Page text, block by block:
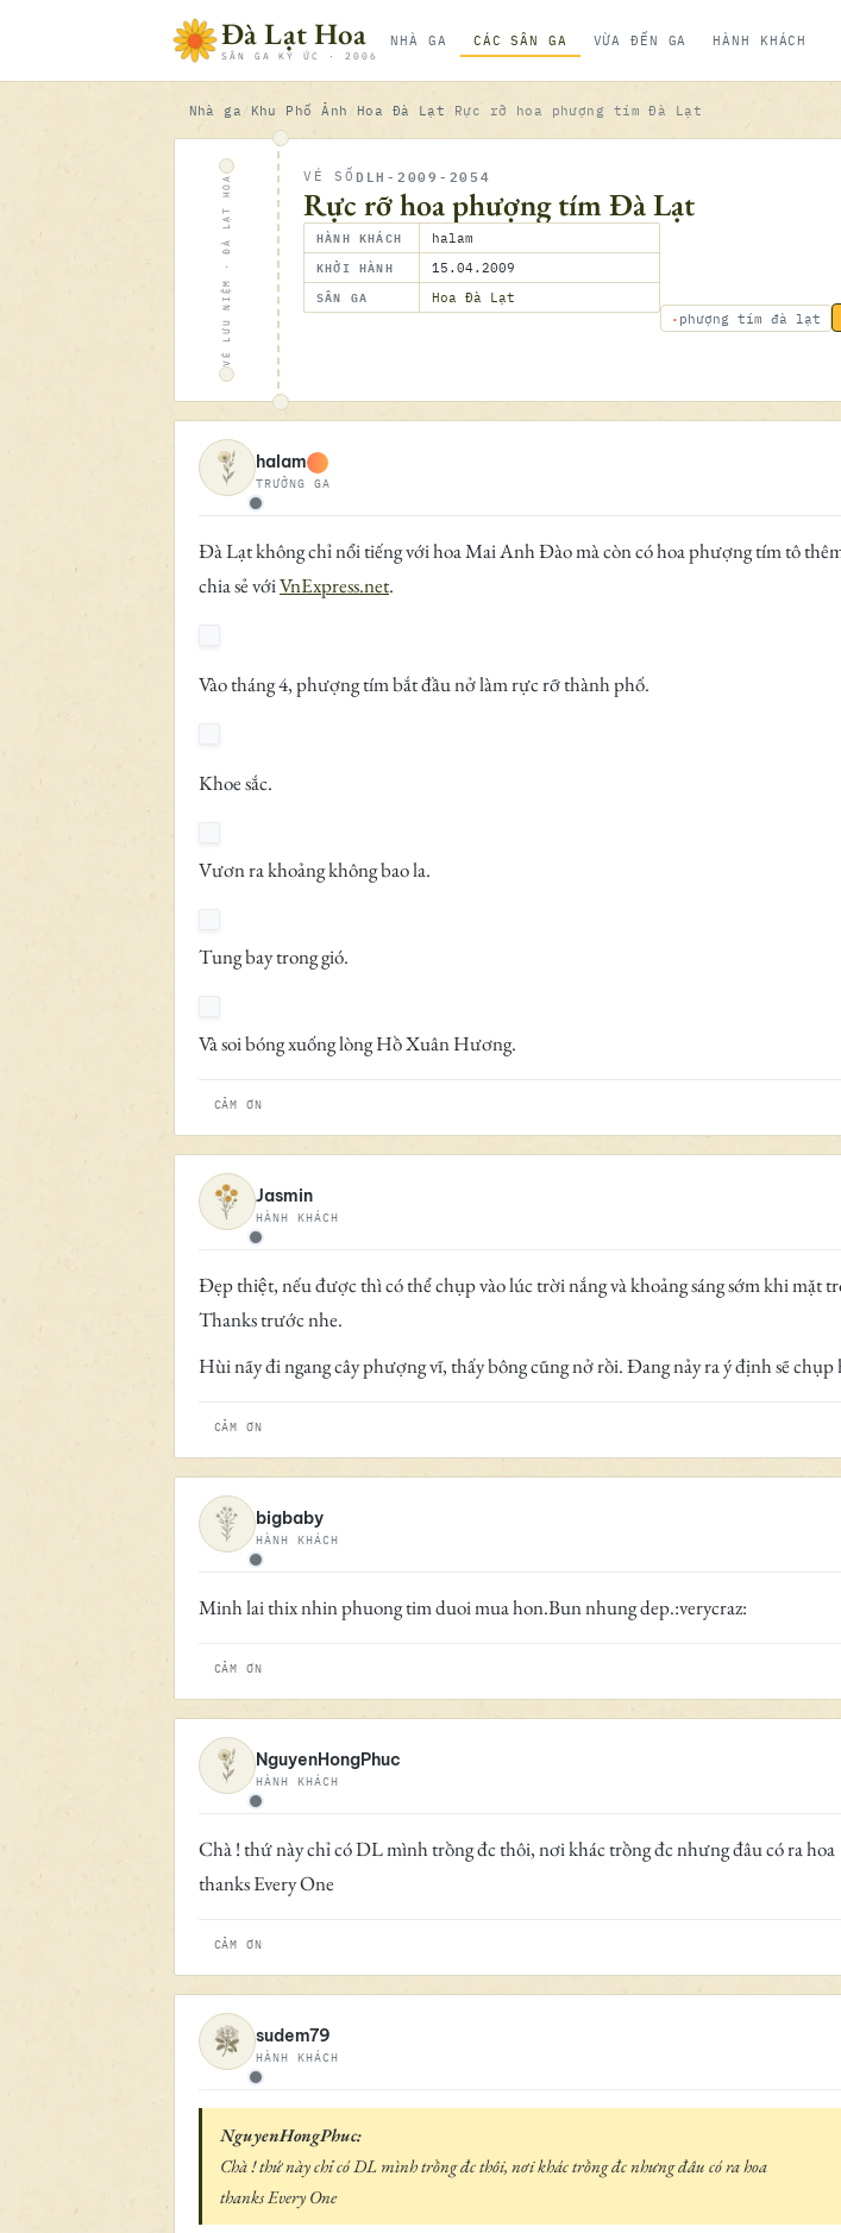
Đà Lạt Hoa
SÂN GA KÝ ỨC · 2006
NHÀ GA CÁC SÂN GA VỪA ĐẾN GA HÀNH KHÁCH
Nhà ga Khu Phố Ảnh Hoa Đà Lạt Rực rỡ hoa phượng tím Đà Lạt
VÉ LƯU NIỆM · ĐÀ LẠT HOA VÉ SỐ DLH-2009-2054
Rực rỡ hoa phượng tím Đà Lạt
HÀNH KHÁCH halam
KHỞI HÀNH 15.04.2009
SÂN GA
Hoa Đà Lạt
phượng tím đà lạt
Ngoại tuyến
halam
TRƯỞNG GA
Đà Lạt không chỉ nổi tiếng với hoa Mai Anh Đào mà còn có hoa phượng tím tô
chia sẻ vớiVnExpress.net.
Vào tháng 4, phượng tím bắt đầu nở làm rực rỡ thành phố.
Khoe sắc.
Vươn ra khoảng không bao la.
Tung bay trong gió.
Và soi bóng xuống lòng Hồ Xuân Hương.
CẢM ƠN
Ngoại tuyến
Jasmin
HÀNH KHÁCH
Đẹp thiệt, nếu được thì có thể chụp vào lúc trời nắng và khoảng sáng sớm khi mặt
Thanks trước nhe.
Hùi nãy đi ngang cây phượng vĩ, thấy bông cũng nở rồi. Đang nảy ra ý định sẽ
CẢM ƠN
Ngoại tuyến
bigbaby
HÀNH KHÁCH
Minh lai thix nhin phuong tim duoi mua hon.Bun nhung dep.:verycraz:
CẢM ƠN
Ngoại tuyến
NguyenHongPhuc
HÀNH KHÁCH
Chà ! thứ này chỉ có DL mình trồng đc thôi, nơi khác trồng đc nhưng đâu có ra hoa
thanks Every One
CẢM ƠN
Ngoại tuyến
sudem79
HÀNH KHÁCH
NguyenHongPhuc:
Chà ! thứ này chỉ có DL mình trồng đc thôi, nơi khác trồng đc nhưng đâu có ra hoa
thanks Every One